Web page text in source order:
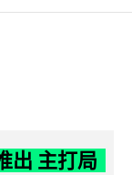
出 主打局